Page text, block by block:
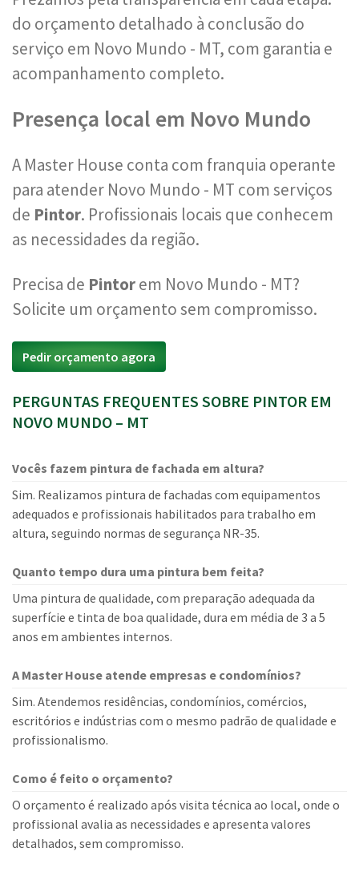
do orçamento detalhado à conclusão do
serviço em Novo Mundo - MT, com garantia e
acompanhamento completo.
Presença local em Novo Mundo
A Master House conta com franquia operante
para atender Novo Mundo - MT com serviços
de Pintor. Profissionais locais que conhecem
as necessidades da região.
Precisa de Pintorem Novo Mundo - MT?
Solicite um orçamento sem compromisso.
Pedir orçamento agora
PERGUNTAS FREQUENTES SOBRE PINTOR EM
NOVO MUNDO – MT
Vocês fazem pintura de fachada em altura?
Sim. Realizamos pintura de fachadas com equipamentos
adequados e profissionais habilitados para trabalho em
altura, seguindo normas de segurança NR-35.
Quanto tempo dura uma pintura bem feita?
Uma pintura de qualidade, com preparação adequada da
superfície e tinta de boa qualidade, dura em média de 3 a 5
anos em ambientes internos.
A Master House atende empresas e condomínios?
Sim. Atendemos residências, condomínios, comércios,
escritórios e indústrias com o mesmo padrão de qualidade e
profissionalismo.
Como é feito o orçamento?
O orçamento é realizado após visita técnica ao local, onde o
profissional avalia as necessidades e apresenta valores
detalhados, sem compromisso.